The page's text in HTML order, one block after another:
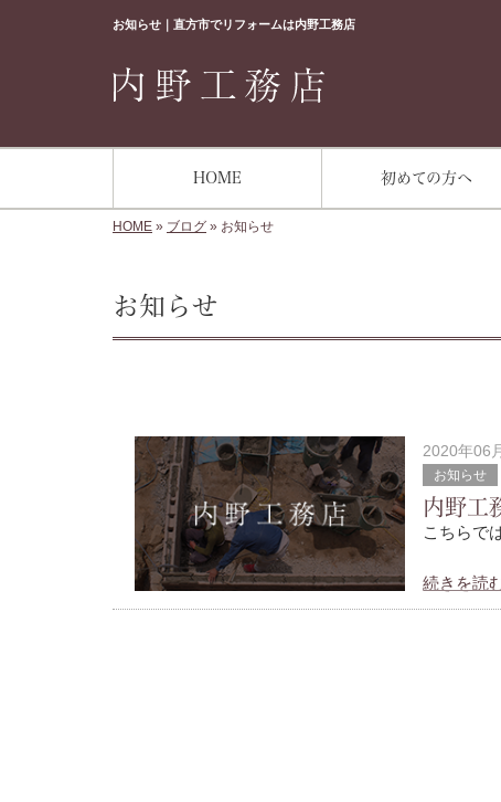
お知らせ｜直方市でリフォームは内野工務店
HOME 初めての方へ
HOME » ブログ » お知らせ
お知らせ
2020年06
お知らせ
内野工
こちらで
続きを読